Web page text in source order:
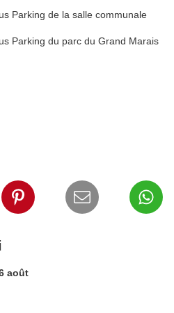
Parking de la salle communale
Parking du parc du Grand Marais
août